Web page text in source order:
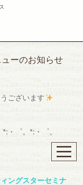
ューのお知らせ
ございます
・゜。*:・゜。
ングスターセミナ